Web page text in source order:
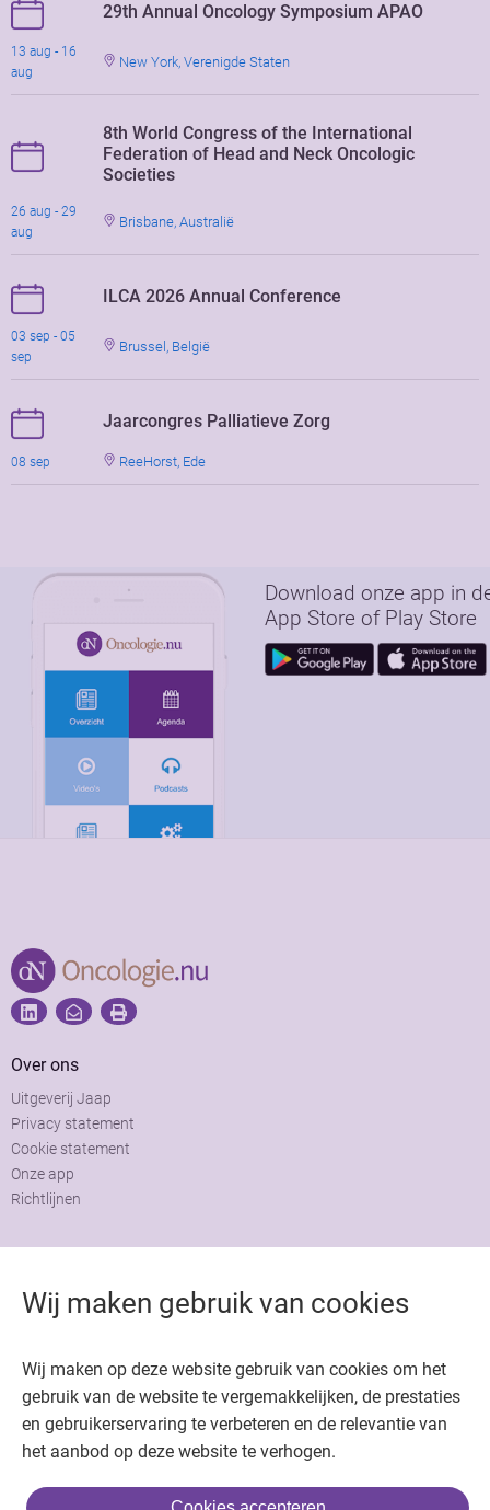
Wij maken gebruik van cookies
Wij maken op deze website gebruik van cookies om het
gebruik van de website te vergemakkelijken, de prestaties
en gebruikerservaring te verbeteren en de relevantie van
het aanbod op deze website te verhogen.
29th Annual Oncology Symposium APAO
13 aug - 16
aug
New York, Verenigde Staten
8th World Congress of the International
Federation of Head and Neck Oncologic
Societies
26 aug - 29
aug
Brisbane, Australië
ILCA 2026 Annual Conference
03 sep - 05
sep
Brussel, België
Jaarcongres Palliatieve Zorg
08 sep ReeHorst, Ede
Download onze app in
App Store of Play Store
Over ons
Uitgeverij Jaap
Privacy statement
Cookie statement
Onze app
Richtlijnen
Adviesraad
Colofon